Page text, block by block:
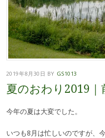
2019年8月30日 BY GS1013
夏のおわり2019｜
今年の夏は大変でした。
いつも8月は忙しいのですが、